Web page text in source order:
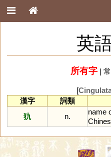
英
所有字|
[
漢字
詞類
犰
n.
name